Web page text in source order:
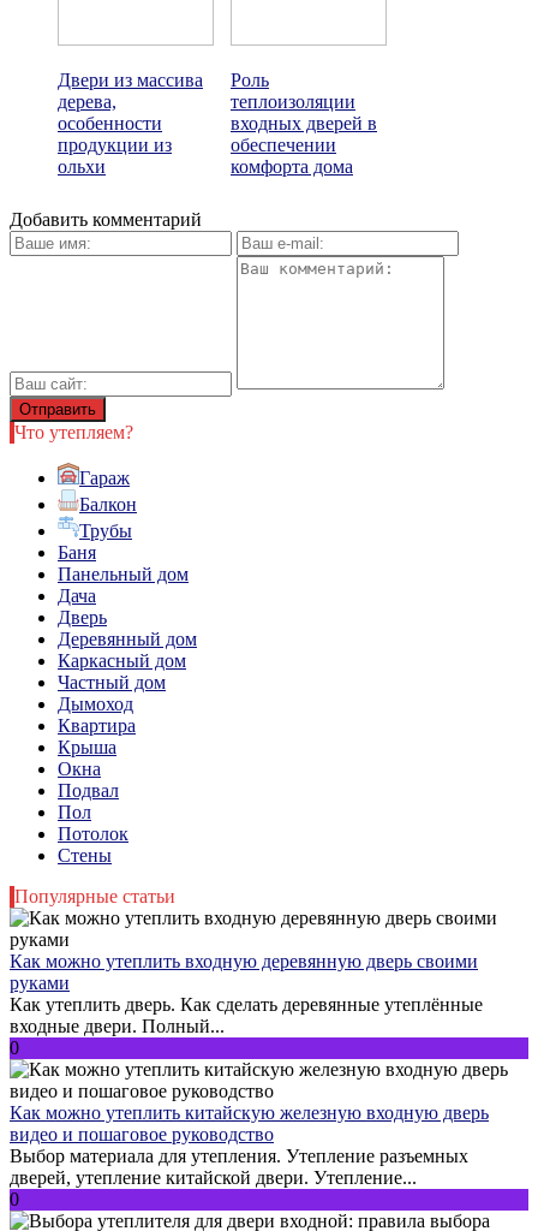
Двери из массива
дерева,
особенности
продукции из
ольхи
Роль
теплоизоляции
входных дверей в
обеспечении
комфорта дома
Добавить комментарий
Что утепляем?
Гараж
Балкон
Трубы
Баня
Панельный дом
Дача
Дверь
Деревянный дом
Каркасный дом
Частный дом
Дымоход
Квартира
Крыша
Окна
Подвал
Пол
Потолок
Стены
Популярные статьи
Как можно утеплить входную деревянную дверь своими
руками
Как утеплить дверь. Как сделать деревянные утеплённые
входные двери. Полный...
0
Как можно утеплить китайскую железную входную дверь
видео и пошаговое руководство
Выбор материала для утепления. Утепление разъемных
дверей, утепление китайской двери. Утепление...
0